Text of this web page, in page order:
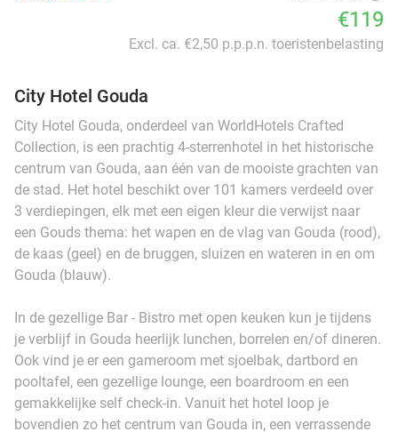
€119
Excl. ca. €2,50 p.p.p.n. toeristenbelasting
City Hotel Gouda
City Hotel Gouda, onderdeel van WorldHotels Crafted
Collection, is een prachtig 4-sterrenhotel in het historische
centrum van Gouda, aan één van de mooiste grachten van
de stad. Het hotel beschikt over 101 kamers verdeeld over
3 verdiepingen, elk met een eigen kleur die verwijst naar
een Gouds thema: het wapen en de vlag van Gouda (rood),
de kaas (geel) en de bruggen, sluizen en wateren in en om
Gouda (blauw).
In de gezellige Bar - Bistro met open keuken kun je tijdens
je verblijf in Gouda heerlijk lunchen, borrelen en/of dineren.
Ook vind je er een gameroom met sjoelbak, dartbord en
pooltafel, een gezellige lounge, een boardroom en een
gemakkelijke self check-in. Vanuit het hotel loop je
bovendien zo het centrum van Gouda in, een verrassende